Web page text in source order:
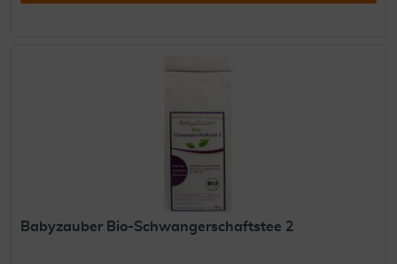
Babyzauber Bio-Schwangerschaftstee 2